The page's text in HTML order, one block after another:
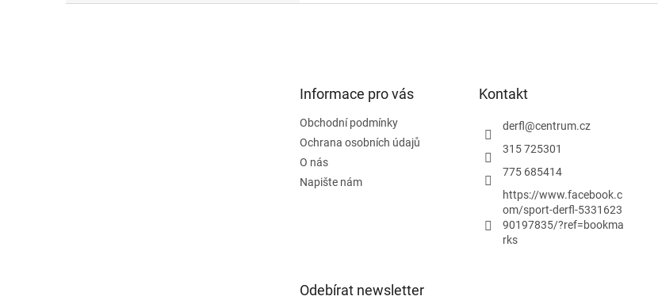
Informace pro vás
Obchodní podmínky
Ochrana osobních údajů
O nás
Napište nám
Kontakt
derfl@centrum.cz
315 725301
775 685414
https://www.facebook.c
om/sport-derfl-5331623
90197835/?ref=bookma
rks
Odebírat newsletter